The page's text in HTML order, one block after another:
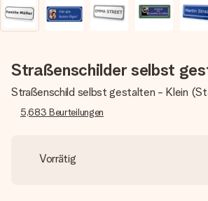
Straßenschilder selbst
Straßenschild selbst gestalten - Klein
5,683 Beurteilungen
Vorrätig